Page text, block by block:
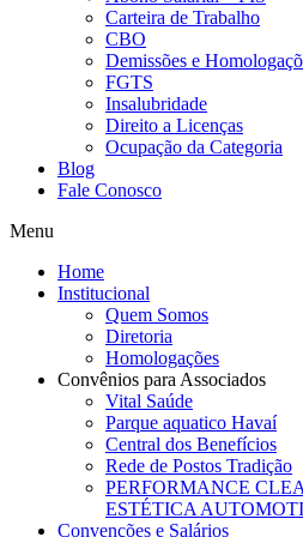
Carteira de Trabalho
CBO
Demissões e
FGTS
Insalubridade
Direito a Licenças
Ocupação da Categoria
Blog
Fale Conosco
Menu
Home
Institucional
Quem Somos
Diretoria
Homologações
Convênios para Associados
Vital Saúde
Parque aquatico Havaí
Central dos Benefícios
Rede de Postos Tradição
PERFORMANCE
ESTÉTICA
Convenções e Salários